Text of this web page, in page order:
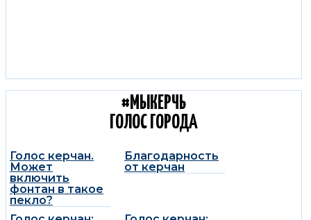
#МЫКЕРЧЬ
ГОЛОС ГОРОДА
Голос керчан.
Может
включить
фонтан в такое
пекло?
Благодарность
от керчан